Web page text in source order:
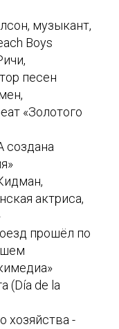
музыкант,
Boys
песен
«Золотого
актриса,
прошёл по
(Día de la
хозяйства -